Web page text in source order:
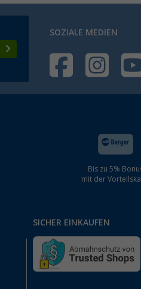
SOZIALE MEDIEN
Bis zu 5%
mit der
SICHER EINKAUFEN